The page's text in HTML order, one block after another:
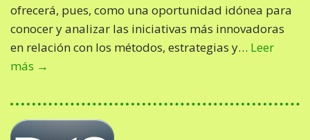
ofrecerá, pues, como una oportunidad idónea para
conocer y analizar las iniciativas más innovadoras
en relación con los métodos, estrategias y… Leer
más →